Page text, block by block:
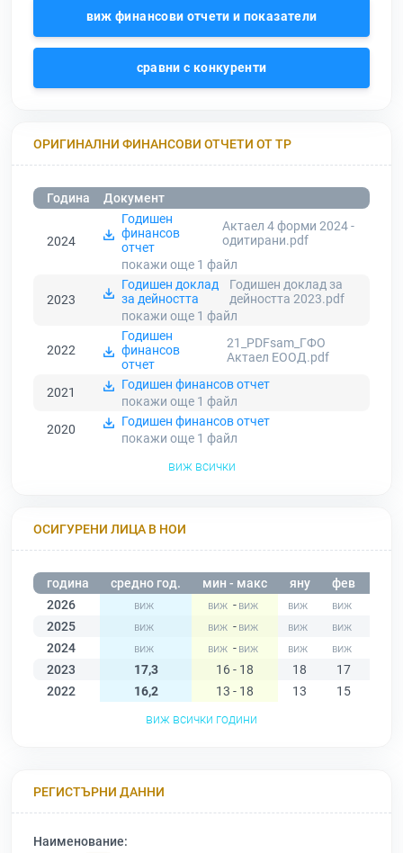
виж финансови отчети и показатели
сравни с конкуренти
ОРИГИНАЛНИ ФИНАНСОВИ ОТЧЕТИ ОТ ТР
Година Документ
2024
Годишен
финансов
отчет
Актаел 4 форми 2024 -
одитирани.pdf
покажи още 1 файл
2023
Годишен доклад
за дейността
Годишен доклад за
дейността 2023.pdf
покажи още 1 файл
2022
Годишен
финансов
отчет
21_PDFsam_ГФО
Актаел ЕООД.pdf
2021
Годишен финансов отчет
покажи още 1 файл
2020
Годишен финансов отчет
покажи още 1 файл
виж всички
ОСИГУРЕНИ ЛИЦА В НОИ
година средно год. мин - макс яну фев
2026
-
2025
-
2024
-
2023
17,3 16 - 18 18 17
2022
16,2 13 - 18 13 15
виж всички години
РЕГИСТЪРНИ ДАННИ
Наименование: